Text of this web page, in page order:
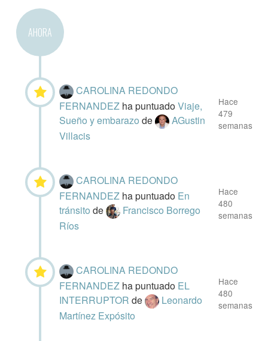
AHORA
CAROLINA REDONDO
FERNANDEZ ha puntuadoViaje,
Sueño y embarazode
AGustin
Villacis
Hace
479
semanas
CAROLINA REDONDO
FERNANDEZ ha puntuado En
tránsitode
Francisco Borrego
Ríos
Hace
480
semanas
CAROLINA REDONDO
FERNANDEZ ha puntuado EL
INTERRUPTORde
Leonardo
Martínez Expósito
Hace
480
semanas